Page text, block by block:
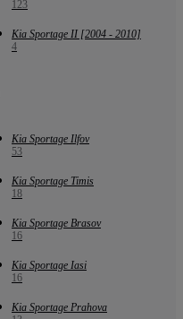
123
Kia Sportage II [2004 - 2010]
4
Kia Sportage Ilfov
53
Kia Sportage Timis
18
Kia Sportage Brasov
16
Kia Sportage Iasi
16
Kia Sportage Prahova